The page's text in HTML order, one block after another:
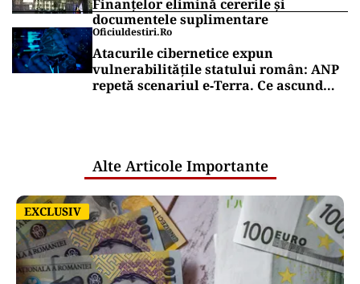
Finanțelor elimină cererile și
documentele suplimentare
Oficiuldestiri.ro
Atacurile cibernetice expun
vulnerabilitățile statului român: ANP
repetă scenariul e‑Terra. Ce ascund
Alte Articole Importante
EXCLUSIV
EXCLUSIV